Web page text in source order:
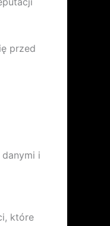
przed
i
które